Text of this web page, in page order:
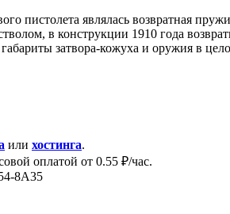
пистолета являлась возвратная
в конструкции 1910 года
затвора-кожуха и оружия в
или хостинга.
оплатой от 0.55 ₽/час.
8A35